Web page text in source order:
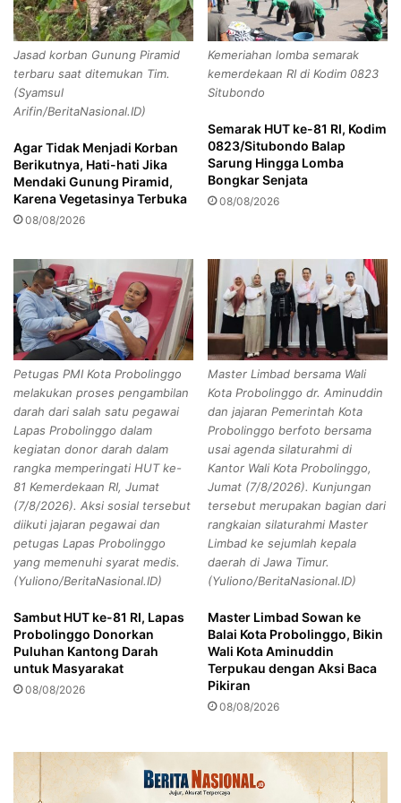
Copy URL
2
P
e
s
e
r
t
R
a
m
i
T
u
r
n
a
m
e
n
D
o
m
i
n
o
d
i
i
t
b
o
G
e
l
a
r
R
e
l
e
k
s
e
a
n
g
s
a
a
n
L
e
w
a
t
N
o
b
a
F
i
l
m
t
a
Jasad korban Gunung Piramid
terbaru saat ditemukan Tim.
(Syamsul
Arifin/BeritaNasional.ID)
Agar Tidak Menjadi Korban
Berikutnya, Hati-hati Jika
Mendaki Gunung Piramid,
Karena Vegetasinya Terbuka
08/08/2026
Kemeriahan lomba semarak
kemerdekaan RI di Kodim 0823
Situbondo
Semarak HUT ke-81 RI, Kodim
0823/Situbondo Balap
Sarung Hingga Lomba
Bongkar Senjata
08/08/2026
Petugas PMI Kota Probolinggo
melakukan proses pengambilan
darah dari salah satu pegawai
Lapas Probolinggo dalam
kegiatan donor darah dalam
rangka memperingati HUT ke-
81 Kemerdekaan RI, Jumat
(7/8/2026). Aksi sosial tersebut
diikuti jajaran pegawai dan
petugas Lapas Probolinggo
yang memenuhi syarat medis.
(Yuliono/BeritaNasional.ID)
Sambut HUT ke-81 RI, Lapas
Probolinggo Donorkan
Puluhan Kantong Darah
untuk Masyarakat
08/08/2026
Master Limbad bersama Wali
Kota Probolinggo dr. Aminuddin
dan jajaran Pemerintah Kota
Probolinggo berfoto bersama
usai agenda silaturahmi di
Kantor Wali Kota Probolinggo,
Jumat (7/8/2026). Kunjungan
tersebut merupakan bagian dari
rangkaian silaturahmi Master
Limbad ke sejumlah kepala
daerah di Jawa Timur.
(Yuliono/BeritaNasional.ID)
Master Limbad Sowan ke
Balai Kota Probolinggo, Bikin
Wali Kota Aminuddin
Terpukau dengan Aksi Baca
Pikiran
08/08/2026